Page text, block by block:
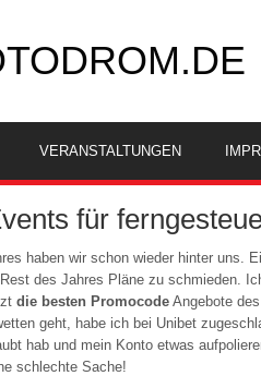
VERANSTALTUNGEN
für
haben wir schon wieder hinter uns.
des Jahres Pläne zu schmieden.
die besten Promocode Angebote
geht, habe ich bei Unibet
hab und mein Konto etwas
schlechte Sache!